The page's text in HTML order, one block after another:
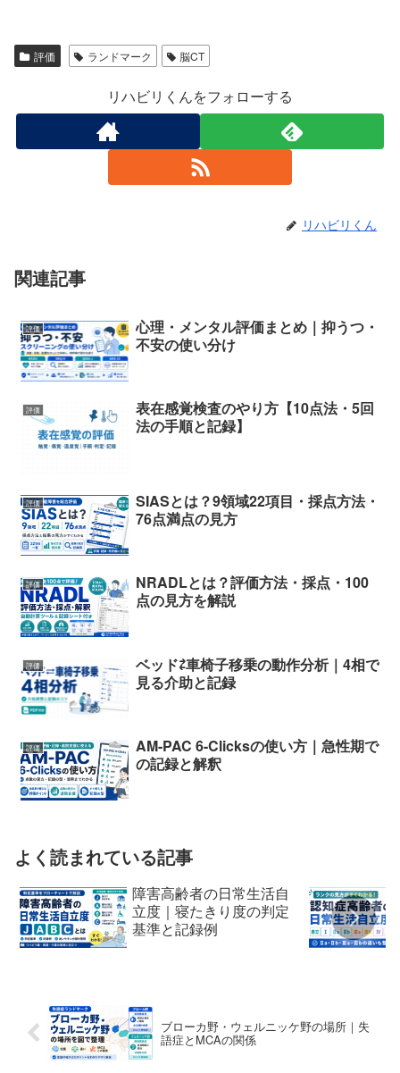
評価 ランドマーク 脳CT
リハビリくんをフォローする
リハビリくん
関連記事
評価
心理・メンタル評価まとめ｜抑うつ・
不安の使い分け
評価
表在感覚検査のやり方【10点法・5回
法の手順と記録】
評価
SIASとは？9領域22項目・採点方法・
76点満点の見方
評価
NRADLとは？評価方法・採点・100
点の見方を解説
評価
ベッド⇄車椅子移乗の動作分析｜4相で
見る介助と記録
評価
AM-PAC 6-Clicksの使い方｜急性期で
の記録と解釈
よく読まれている記事
障害高齢者の日常生活自
立度｜寝たきり度の判定
基準と記録例
ブローカ野・ウェルニッケ野の場所｜失
語症とMCAの関係